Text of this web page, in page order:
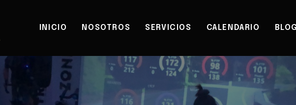
INICIO NOSOTROS SERVICIOS CALENDARIO BLOG